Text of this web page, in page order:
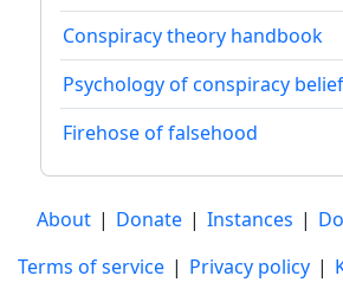
Conspiracy theory handbook
Psychology of conspiracy
Firehose of falsehood
About | Donate | Instances |
Terms of service | Privacy policy |